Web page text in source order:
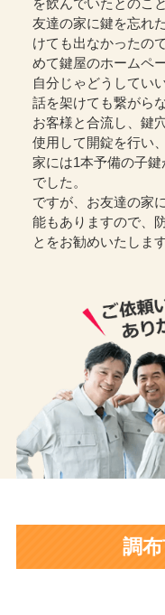
を飲んでいたとのこと
友達の家に鍵を忘れ
けても出なかったの
めて鍵屋のホームペ
自分じゃどうしてい
話を架けても繋がら
お客様と合流し、鍵
使用して開錠を行い
家には1本予備の子
でした。
ですが、お友達の家
能もありますので、
とをお勧めいたします
調